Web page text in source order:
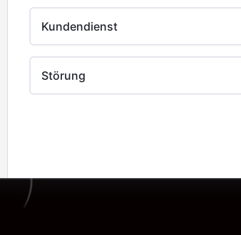
Kundendienst
Störung